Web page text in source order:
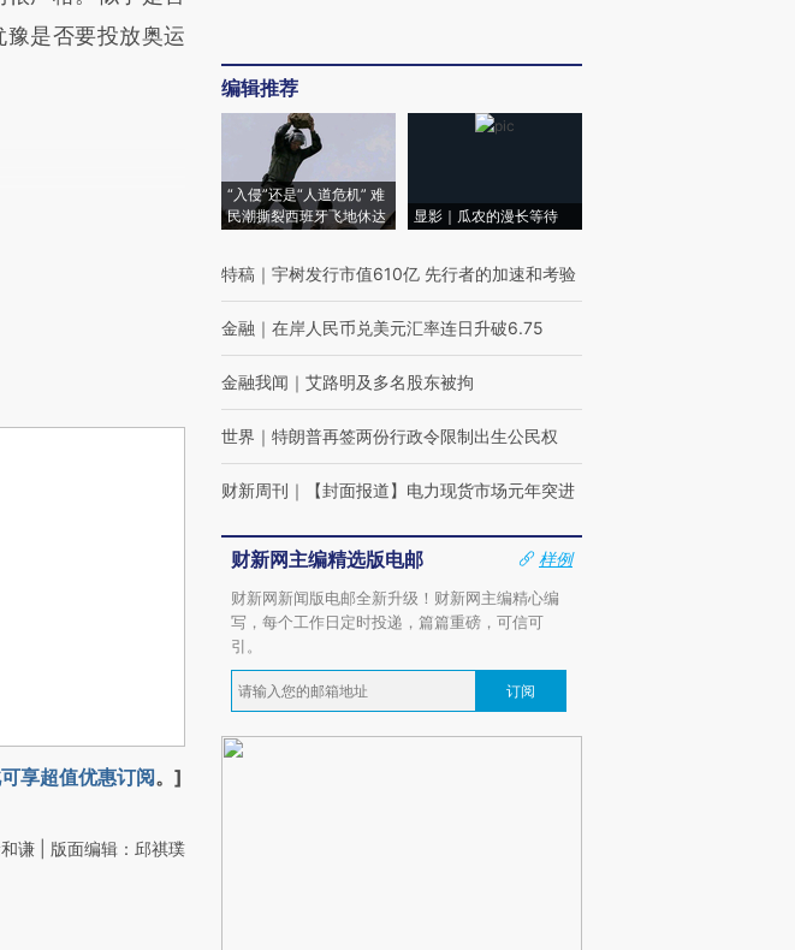
是否要投放奥运
享超值优惠订阅。]
谦 | 版面编辑：邱祺璞
编辑推荐
“入侵”还是“人道危机” 难
民潮撕裂西班牙飞地休达
显影｜瓜农的漫长等待
特稿 ｜ 宇树发行市值610亿 先行者的加速和考验
金融 ｜ 在岸人民币兑美元汇率连日升破6.75
金融我闻 ｜ 艾路明及多名股东被拘
世界 ｜ 特朗普再签两份行政令限制出生公民权
财新周刊 ｜ 【封面报道】电力现货市场元年突进
财新网主编精选版电邮
样例
财新网新闻版电邮全新升级！财新网主编精心编
写，每个工作日定时投递，篇篇重磅，可信可
引。
订阅